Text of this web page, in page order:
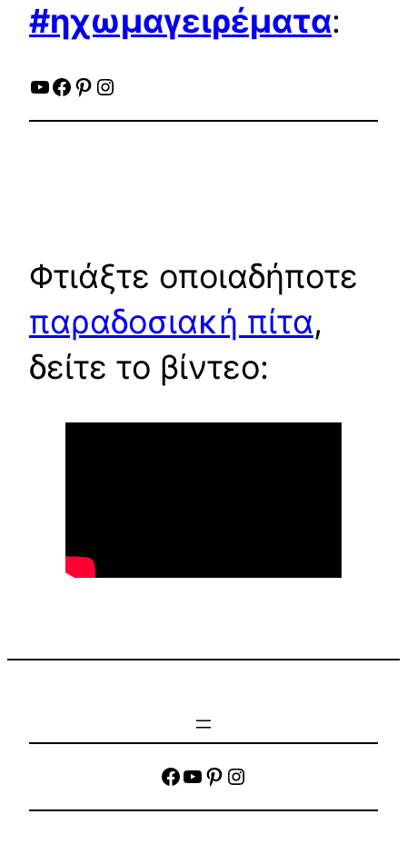
#ηχωμαγειρέματα:
YouTube
Facebook
Pinterest
Instagram
Φτιάξτε οποιαδήποτε
παραδοσιακή πίτα,
δείτε το βίντεο:
facebook
YouTube
Pinterest
Instagram